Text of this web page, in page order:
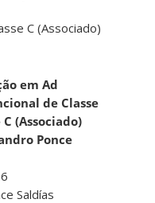
C (Associado)
em Ad
de Classe
(Associado)
Ponce
Saldías